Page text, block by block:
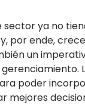
ya no
por ende,
un
poder
mejores